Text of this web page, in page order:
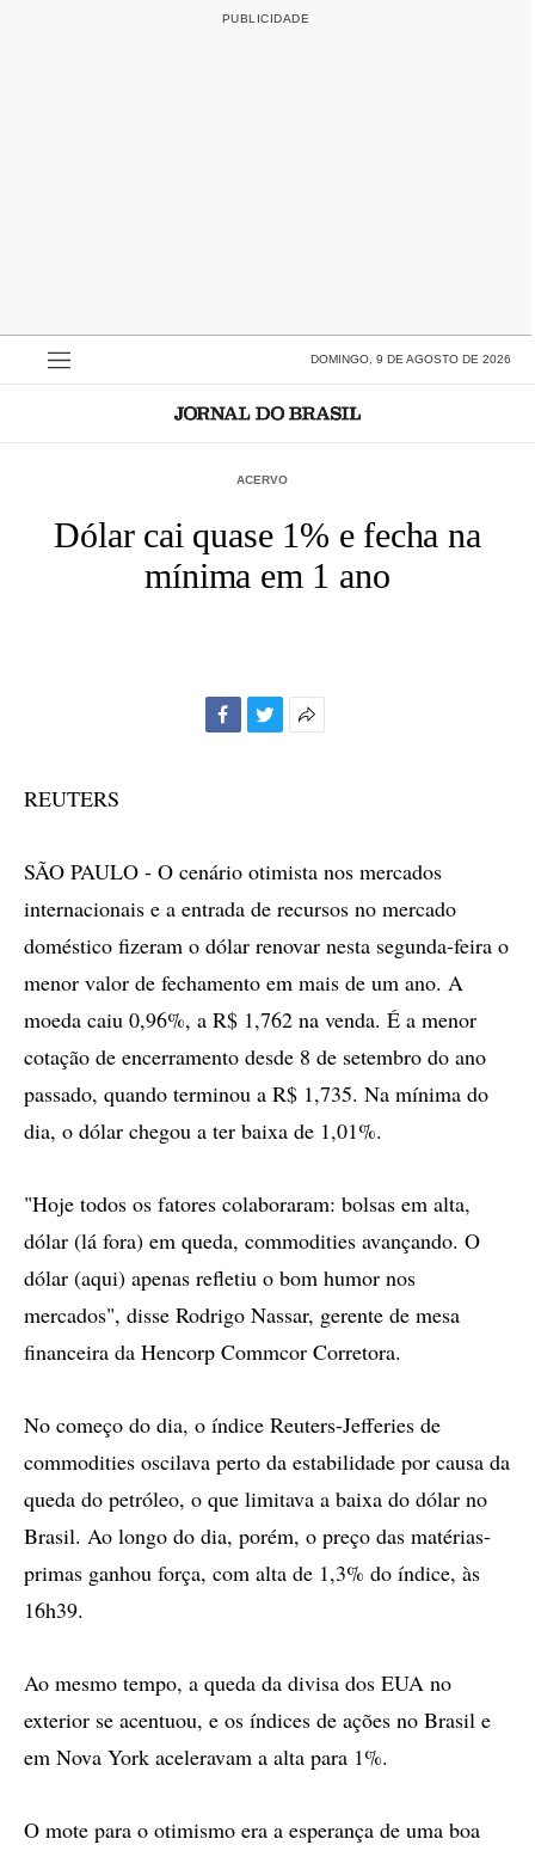
DOMINGO, 9 DE AGOSTO DE 2026
ACERVO
Dólar cai quase 1% e fecha na
mínima em 1 ano
REUTERS
SÃO PAULO - O cenário otimista nos mercados
internacionais e a entrada de recursos no mercado
doméstico fizeram o dólar renovar nesta segunda-feira o
menor valor de fechamento em mais de um ano. A
moeda caiu 0,96%, a R$ 1,762 na venda. É a menor
cotação de encerramento desde 8 de setembro do ano
passado, quando terminou a R$ 1,735. Na mínima do
dia, o dólar chegou a ter baixa de 1,01%.
"Hoje todos os fatores colaboraram: bolsas em alta,
dólar (lá fora) em queda, commodities avançando. O
dólar (aqui) apenas refletiu o bom humor nos
mercados", disse Rodrigo Nassar, gerente de mesa
financeira da Hencorp Commcor Corretora.
No começo do dia, o índice Reuters-Jefferies de
commodities oscilava perto da estabilidade por causa da
queda do petróleo, o que limitava a baixa do dólar no
Brasil. Ao longo do dia, porém, o preço das matérias-
primas ganhou força, com alta de 1,3% do índice, às
16h39.
Ao mesmo tempo, a queda da divisa dos EUA no
exterior se acentuou, e os índices de ações no Brasil e
em Nova York aceleravam a alta para 1%.
O mote para o otimismo era a esperança de uma boa